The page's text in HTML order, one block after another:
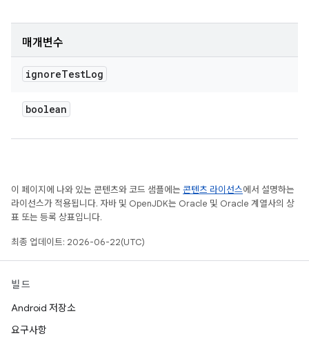
매개변수
ignoreTestLog
boolean
이 페이지에 나와 있는 콘텐츠와 코드 샘플에는 콘텐츠 라이선스에서 설명하는
라이선스가 적용됩니다. 자바 및 OpenJDK는 Oracle 및 Oracle 계열사의 상
표 또는 등록 상표입니다.
최종 업데이트: 2026-06-22(UTC)
빌드
Android 저장소
요구사항